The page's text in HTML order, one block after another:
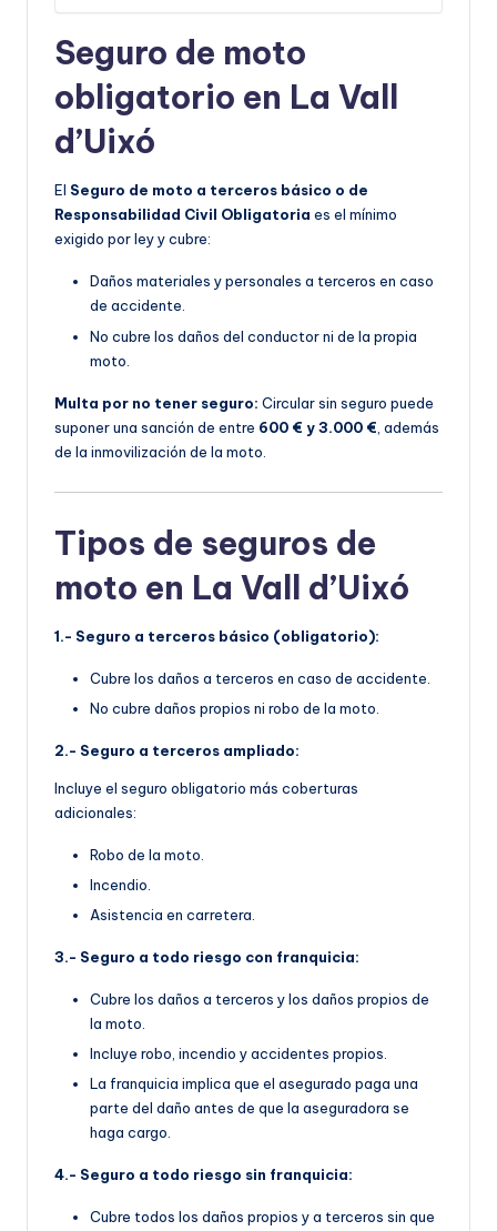
Seguro de moto
obligatorio en La Vall
d’Uixó
El Seguro de moto a terceros básico o de
Responsabilidad Civil Obligatoria es el mínimo
exigido por ley y cubre:
Daños materiales y personales a terceros en caso
de accidente.
No cubre los daños del conductor ni de la propia
moto.
Multa por no tener seguro: Circular sin seguro puede
suponer una sanción de entre 600 € y 3.000 € , además
de la inmovilización de la moto.
Tipos de seguros de
moto en La Vall d’Uixó
1.- Seguro a terceros básico (obligatorio):
Cubre los daños a terceros en caso de accidente.
No cubre daños propios ni robo de la moto.
2.- Seguro a terceros ampliado:
Incluye el seguro obligatorio más coberturas
adicionales:
Robo de la moto.
Incendio.
Asistencia en carretera.
3.- Seguro a todo riesgo con franquicia:
Cubre los daños a terceros y los daños propios de
la moto.
Incluye robo, incendio y accidentes propios.
La franquicia implica que el asegurado paga una
parte del daño antes de que la aseguradora se
haga cargo.
4.- Seguro a todo riesgo sin franquicia:
Cubre todos los daños propios y a terceros sin que